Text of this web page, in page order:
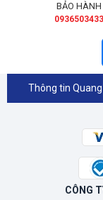
BẢO HÀNH
0936503433
Thông tin
CÔNG